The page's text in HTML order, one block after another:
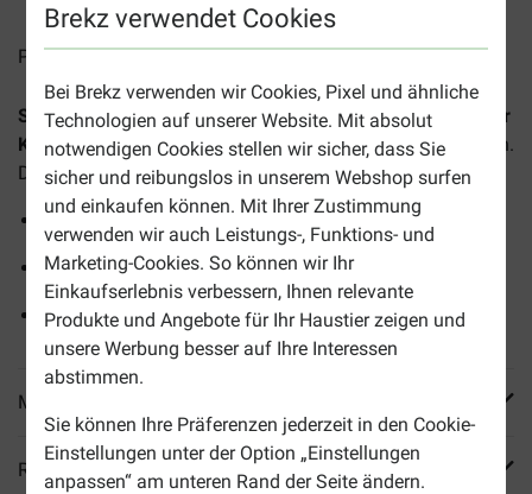
Brekz verwendet Cookies
Bei Brekz verwenden wir Cookies, Pixel und ähnliche
Technologien auf unserer Website. Mit absolut
notwendigen Cookies stellen wir sicher, dass Sie
sicher und reibungslos in unserem Webshop surfen
und einkaufen können. Mit Ihrer Zustimmung
verwenden wir auch Leistungs-, Funktions- und
Marketing-Cookies. So können wir Ihr
Einkaufserlebnis verbessern, Ihnen relevante
Produkte und Angebote für Ihr Haustier zeigen und
unsere Werbung besser auf Ihre Interessen
abstimmen.
Sie können Ihre Präferenzen jederzeit in den Cookie-
Einstellungen unter der Option „Einstellungen
anpassen“ am unteren Rand der Seite ändern.
Preise inkl. MwSt zzgl.Versandkosten
Sheba Perfect Portions Edle Pastete mit Lachs Nassfutter
Katzeist eine leckere tägliche Komplettmahlzeit für Katzen.
Diese Paté ist reich an Fleisch mit Fisch (Lachs).
3 Schälchen à 75 Gramm
Köstliche, frische Zutaten
Feine, weiche Textur
Mehr Produktinfos
Reviews